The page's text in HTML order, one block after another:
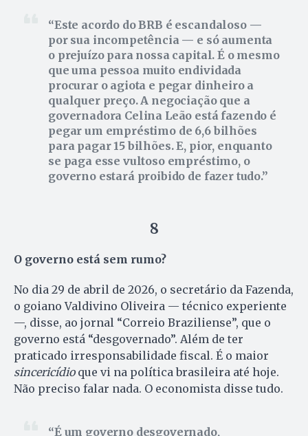
Este acordo do BRB é escandaloso —
por sua incompetência — e só aumenta
o prejuízo para nossa capital. É o mesmo
que uma pessoa muito endividada
procurar o agiota e pegar dinheiro a
qualquer preço. A negociação que a
governadora Celina Leão está fazendo é
pegar um empréstimo de 6,6 bilhões
para pagar 15 bilhões. E, pior, enquanto
se paga esse vultoso empréstimo, o
governo estará proibido de fazer tudo.
8
O governo está sem rumo?
No dia 29 de abril de 2026, o secretário da Fazenda,
o goiano Valdivino Oliveira — técnico experiente
—, disse, ao jornal “Correio Braziliense”, que o
governo está “desgovernado”. Além de ter
praticado irresponsabilidade fiscal. É o maior
sincericídioque vi na política brasileira até hoje.
Não preciso falar nada. O economista disse tudo.
É um governo desgovernado,